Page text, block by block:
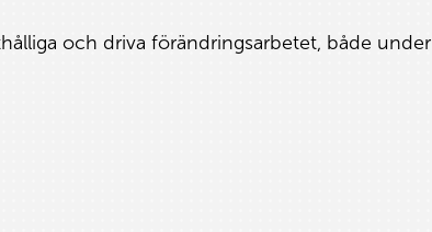
och driva förändringsarbetet, både under